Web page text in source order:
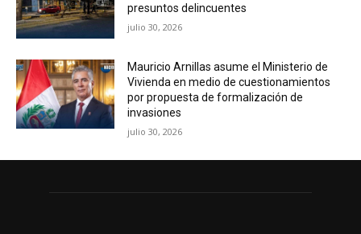
presuntos delincuentes
julio 30, 2026
Mauricio Arnillas asume el Ministerio de
Vivienda en medio de cuestionamientos
por propuesta de formalización de
invasiones
julio 30, 2026